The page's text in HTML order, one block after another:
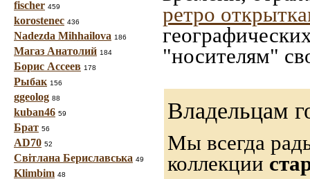
fischer 459
korostenec 436
Nadezda Mihhailova 186
Магаз Анатолий 184
Борис Ассеев 178
Рыбак 156
ggeolog 88
kuban46 59
Брат 56
AD70 52
Світлана Бериславська 49
Klimbim 48
ретро
"носителям"
Владельцам
Мы всегда
коллекции